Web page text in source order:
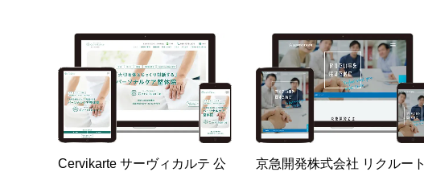
Cervikarte サーヴィカルテ 公
京急開発株式会社 リクルート